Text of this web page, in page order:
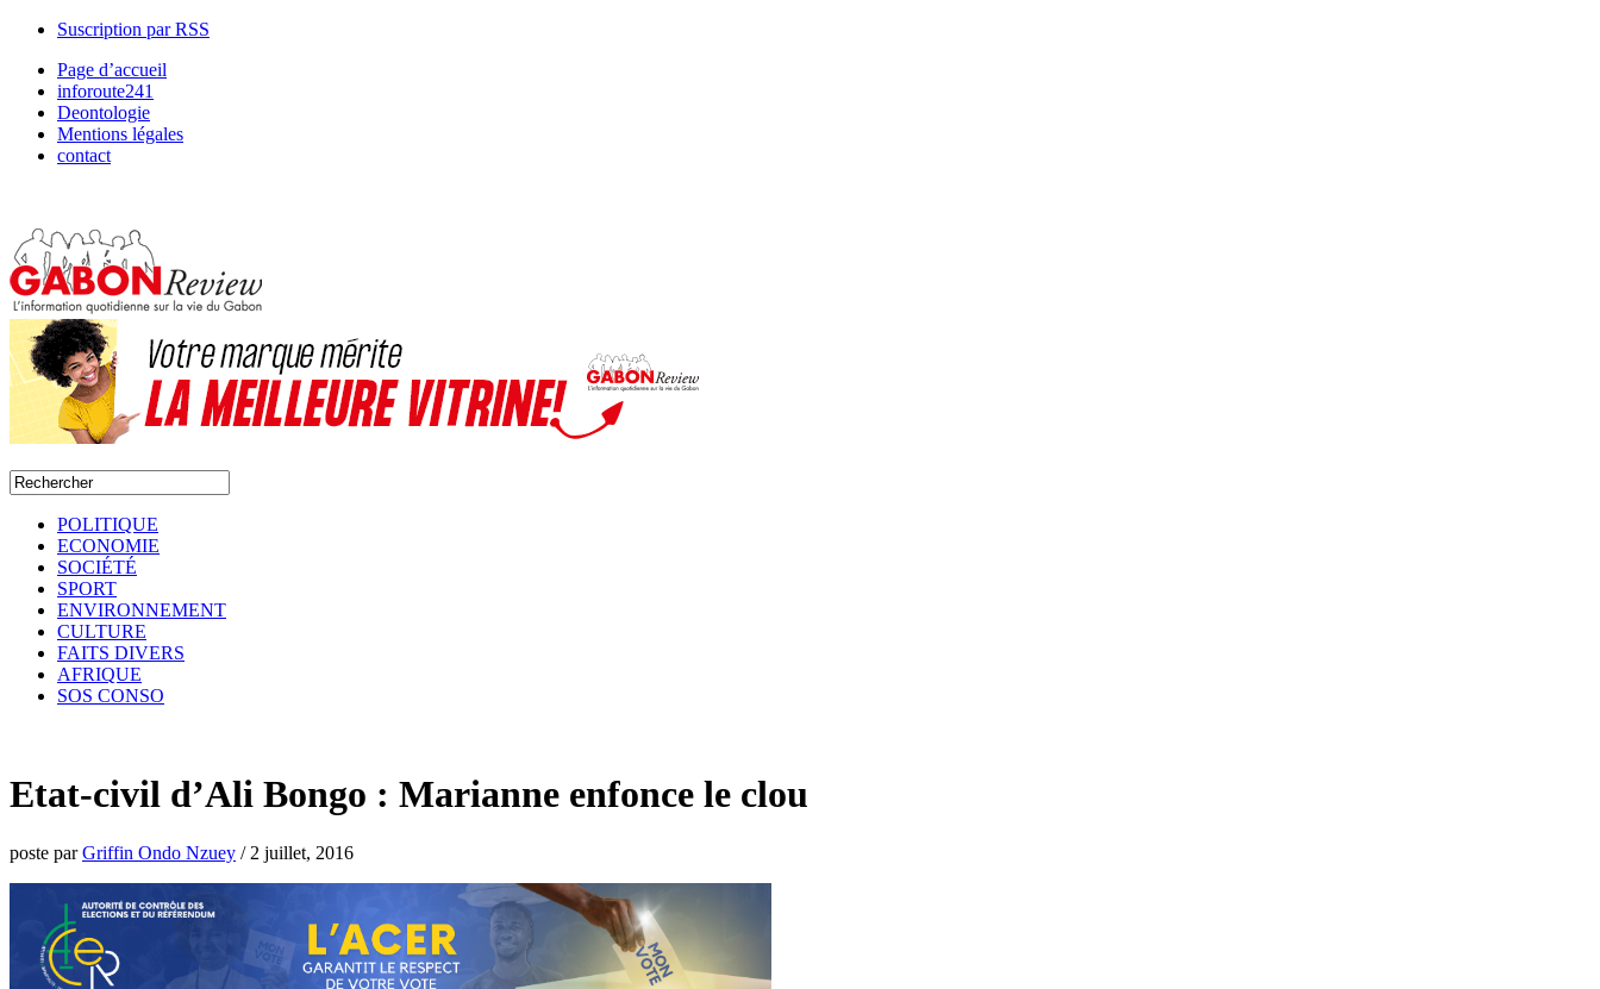
Suscription par RSS
Page d’accueil
inforoute241
Deontologie
Mentions légales
contact
POLITIQUE
ECONOMIE
SOCIÉTÉ
SPORT
ENVIRONNEMENT
CULTURE
FAITS DIVERS
AFRIQUE
SOS CONSO
Etat-civil d’Ali Bongo : Marianne enfonce le clou
poste parGriffin Ondo Nzuey / 2 juillet, 2016